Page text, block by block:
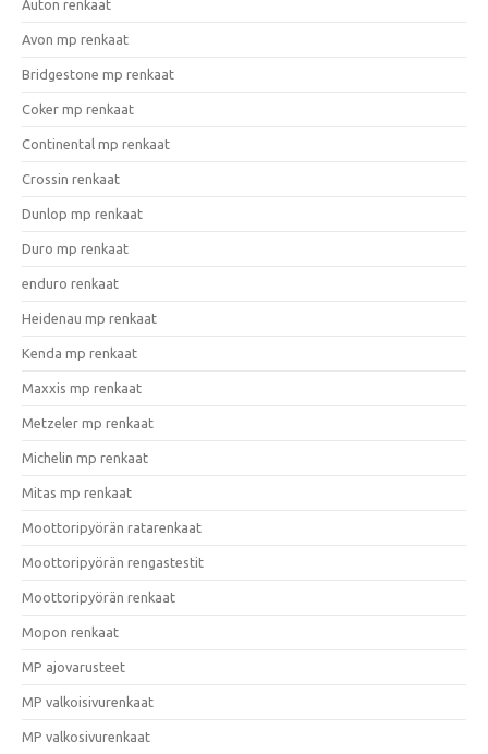
Auton renkaat
Avon mp renkaat
Bridgestone mp renkaat
Coker mp renkaat
Continental mp renkaat
Crossin renkaat
Dunlop mp renkaat
Duro mp renkaat
enduro renkaat
Heidenau mp renkaat
Kenda mp renkaat
Maxxis mp renkaat
Metzeler mp renkaat
Michelin mp renkaat
Mitas mp renkaat
Moottoripyörän ratarenkaat
Moottoripyörän rengastestit
Moottoripyörän renkaat
Mopon renkaat
MP ajovarusteet
MP valkoisivurenkaat
MP valkosivurenkaat